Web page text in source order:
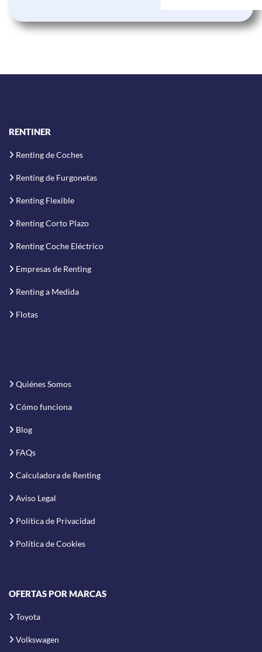
RENTINER
Renting de Coches
Renting de Furgonetas
Renting Flexible
Renting Corto Plazo
Renting Coche Eléctrico
Empresas de Renting
Renting a Medida
Flotas
Quiénes Somos
Cómo funciona
Blog
FAQs
Calculadora de Renting
Aviso Legal
Política de Privacidad
Política de Cookies
OFERTAS POR MARCAS
Toyota
Volkswagen